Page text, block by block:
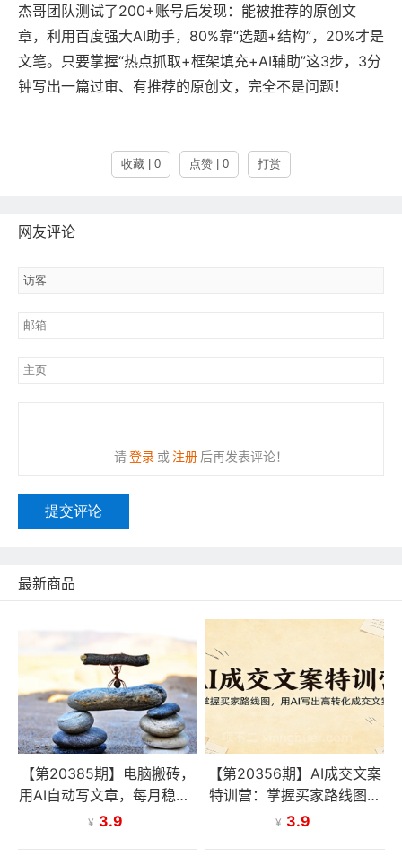
杰哥团队测试了200+账号后发现：能被推荐的原创文
章，利用百度强大AI助手，80%靠“选题+结构”，20%才是
文笔。只要掌握“热点抓取+框架填充+AI辅助”这3步，3分
钟写出一篇过审、有推荐的原创文，完全不是问题！
收藏 | 0 点赞 | 0 打赏
网友评论
请登录 或 注册 后再发表评论！
提交评论
最新商品
【第20385期】电脑搬砖，
用AI自动写文章，每月稳赚1
-2W，免费提供接单渠道，
¥ 3.9
【第20356期】AI成交文案
特训营：掌握买家路线图，
用AI写出高转化成交文案
¥ 3.9